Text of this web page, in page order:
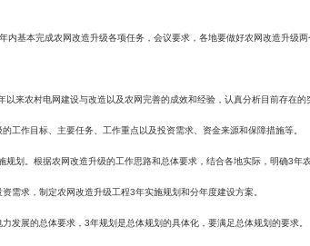
年内基本完成农网改造升级各项任务，会议要求，各地要做好农网改造升级
以来农村电网建设与改造以及农网完善的成效和经验，认真分析目前存在的
工作目标、主要任务、工作重点以及投资需求、资金来源和保障措施等。
规划。根据农网改造升级的工作思路和总体要求，结合各地实际，明确3年
需求，制定农网改造升级工程3年实施规划和分年度建设方案。
发展的总体要求， 3年规划是总体规划的具体化，要满足总体规划的要求。